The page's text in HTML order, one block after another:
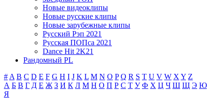
Новые видеоклипы
Новые русские клипы
Новые зарубежные клипы
Русский Рэп 2021
Русская ПОПса 2021
Dance Hit 2K21
Рандомный PL
# A B C D E F G H I J K L M N O P Q R S T U V W X Y Z
А Б В Г Д Е Ж З И К Л М Н О П Р С Т У Ф Х Ц Ч Ш Щ Э Ю
Я